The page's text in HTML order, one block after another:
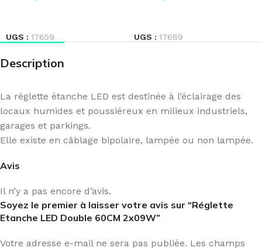
UGS : 17659 UGS : 17689
Description
La réglette étanche LED est destinée à l’éclairage des
locaux humides et poussiéreux en milieux industriels,
garages et parkings.
Elle existe en câblage bipolaire, lampée ou non lampée.
Avis
Il n’y a pas encore d’avis.
Soyez le premier à laisser votre avis sur “Réglette
Etanche LED Double 60CM 2x09W”
Votre adresse e-mail ne sera pas publiée. Les champs